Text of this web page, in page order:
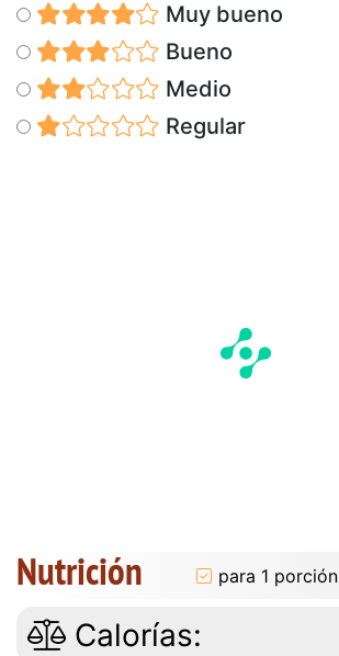
Muy bueno
Bueno
Medio
Regular
Nutrición para 1 porción
Calorías: